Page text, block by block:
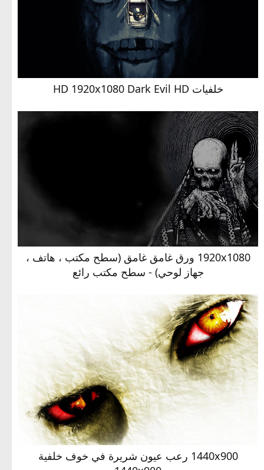
خلفيات HD 1920x1080 Dark Evil HD
1920x1080 ورق غامق غامق (سطح مكتب ، هاتف ،
جهاز لوحي) - سطح مكتب رائع
1440x900 رعب عيون شريرة في خوف خلفية